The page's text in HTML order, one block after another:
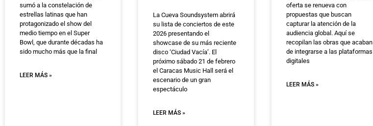
sumó a la constelación de
estrellas latinas que han
protagonizado el show del
medio tiempo en el Super
Bowl, que durante décadas ha
sido mucho más que la final
LEER MÁS »
La Cueva Soundsystem abrirá
su lista de conciertos de este
2026 presentando el
showcase de su más reciente
disco ‘Ciudad Vacía’. El
próximo sábado 21 de febrero
el Caracas Music Hall será el
escenario de un gran
espectáculo
LEER MÁS »
oferta se renueva con
propuestas que buscan
capturar la atención de la
audiencia global. Aquí se
recopilan las obras que acaban
de integrarse a las plataformas
digitales
LEER MÁS »